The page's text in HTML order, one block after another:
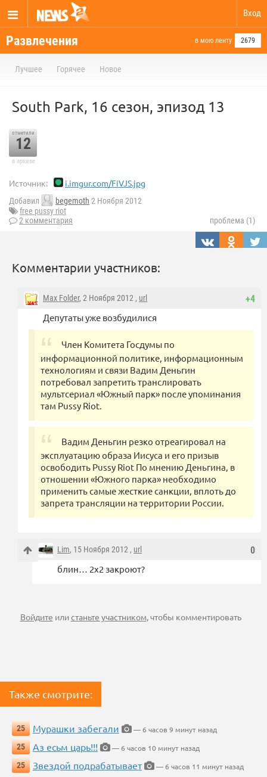
Вход
Развлечения в мою ленту 2679
Лучшее Горячее Новое
South Park, 16 сезон, эпизод 13
отметили
12
в архиве
Источник: i.imgur.com/FiVJS.jpg
Добавил begemoth 2 Ноября 2012
free pussy riot
2 комментария
проблема (1)
Комментарии участников:
+4
Max Folder, 2 Ноября 2012 , url
Депутаты уже возбудилися
Член Комитета Госдумы по
информационной политике, информационным
технологиям и связи Вадим Деньгин
потребовал запретить транслировать
мультсериал «Южный парк» после упоминания
там Pussy Riot.
Вадим Деньгин резко отреагировал на
эксплуатацию образа Иисуса и его призыв
освободить Pussy Riot По мнению Деньгина, в
отношении «Южного парка» необходимо
применить самые жесткие санкции, вплоть до
запрета трансляции на территории России.
0
Lim, 15 Ноября 2012 , url
блин… 2х2 закроют?
Войдите илистаньте участником, чтобы комментировать
Также смотрите:
25 Мурашки забегали
— 6 часов 9 минут назад
25
Аз есьм царь!!!
— 6 часов 10 минут назад
25
Звездой подрабатывает
— 6 часов 11 минут назад